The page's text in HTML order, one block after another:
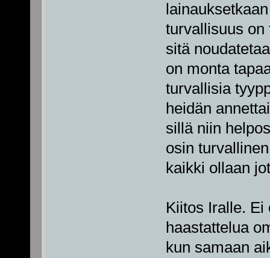
turvallisuus on
sitä
on monta
turvallisia
heidän
sillä niin
osin
kaikki ollaan
Kiitos Iralle. Ei
haastattelua
kun samaan